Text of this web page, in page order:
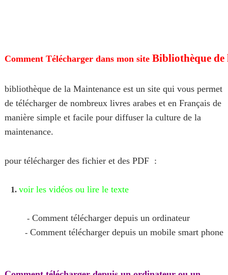
Comment Télécharger dans mon site Bibliothèque de
bibliothèque de la Maintenance est un site qui vous permet
de télécharger de nombreux livres arabes et en Français de
manière simple et facile pour diffuser la culture de la
maintenance.
pour télécharger des fichier et des PDF :
1. voir les vidéos ou lire le texte
-Comment télécharger depuis un ordinateur
-Comment télécharger depuis un mobile smart phone